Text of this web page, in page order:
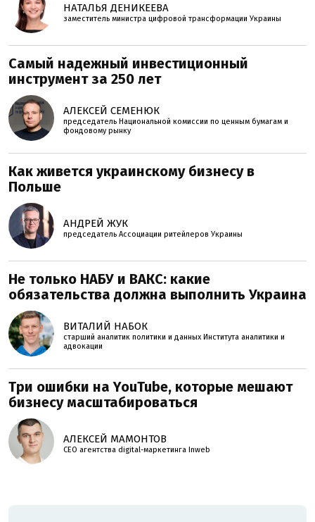
НАТАЛЬЯ ДЕНИКЕЕВА
заместитель министра цифровой трансформации Украины
Самый надежный инвестиционный
инструмент за 250 лет
АЛЕКСЕЙ СЕМЕНЮК
председатель Национальной комиссии по ценным бумагам и
фондовому рынку
Как живется украинскому бизнесу в
Польше
АНДРЕЙ ЖУК
председатель Ассоциации ритейлеров Украины
Не только НАБУ и ВАКС: какие
обязательства должна выполнить Украина
ВИТАЛИЙ НАБОК
старший аналитик политики и данных Института аналитики и
адвокации
Три ошибки на YouTube, которые мешают
бизнесу масштабироваться
АЛЕКСЕЙ МАМОНТОВ
CEO агентства digital-маркетинга Inweb